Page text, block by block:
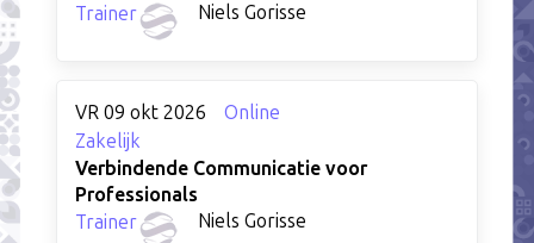
Trainer
Niels Gorisse
VR 09 okt 2026
Online
Zakelijk
Verbindende Communicatie voor
Professionals
Trainer
Niels Gorisse